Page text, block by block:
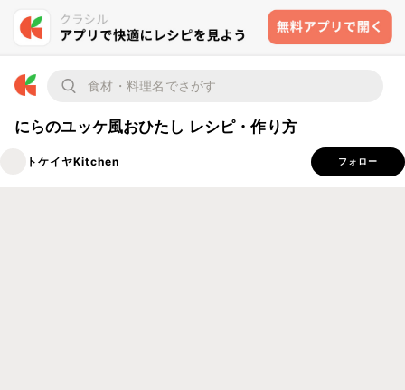
にらのユッケ風おひたし レシピ・作り方
トケイヤKitchen フォロー